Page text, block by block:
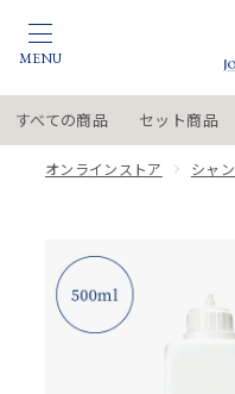
すべての商品 セット商品
オンラインストア シャ